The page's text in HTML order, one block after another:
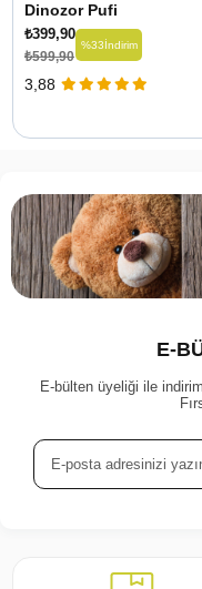
Dinozor Pufi
₺399,90
₺599,90
%33İndirim
3,88
E-
E-bülten üyeliği ile